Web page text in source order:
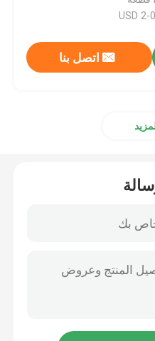
اتصل بنا